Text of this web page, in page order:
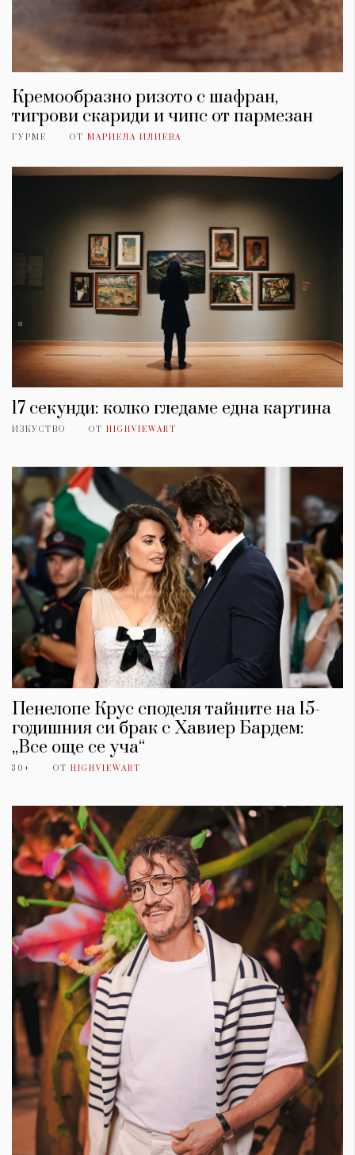
Кремообразно ризото с шафран,
тигрови скариди и чипс от пармезан
ГУРМЕ ОТ МАРИЕЛА ИЛИЕВА
17 секунди: колко гледаме една картина
ИЗКУСТВО ОТ HIGHVIEWART
Пенелопе Крус споделя тайните на 15-
годишния си брак с Хавиер Бардем:
„Все още се уча“
30+ ОТ HIGHVIEWART